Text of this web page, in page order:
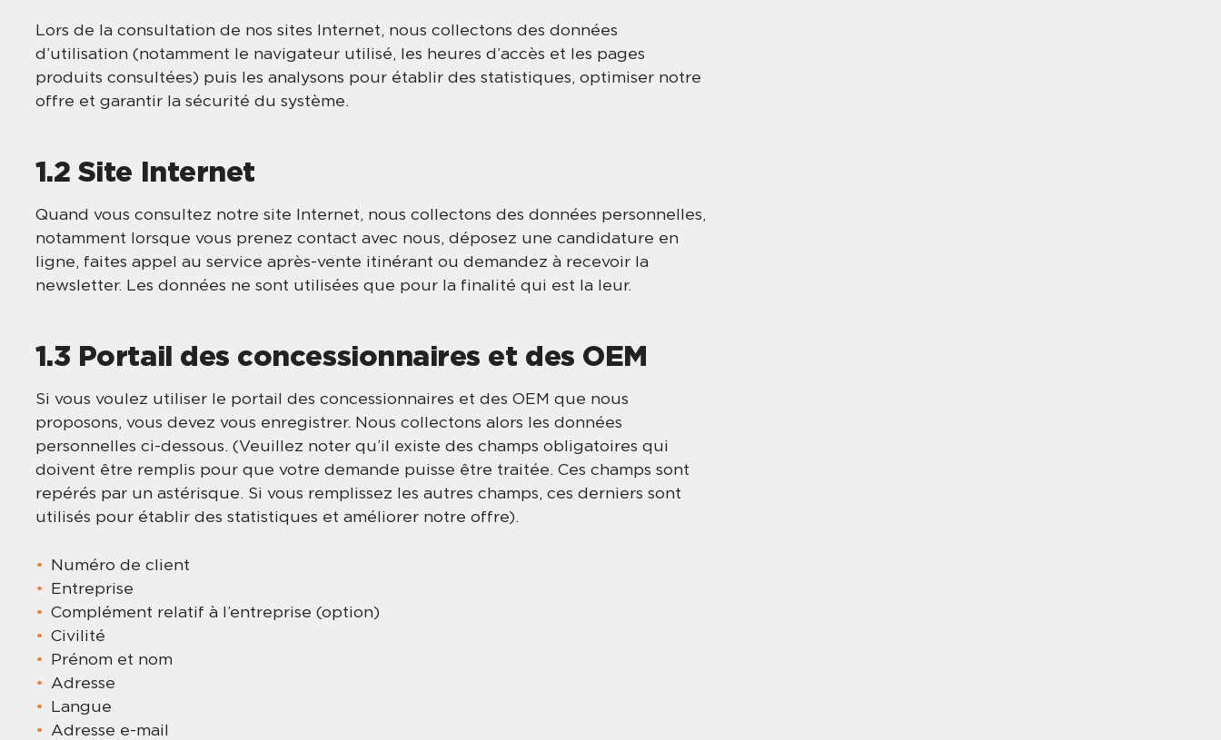
Lors de la consultation de nos sites Internet, nous collectons des données
d’utilisation (notamment le navigateur utilisé, les heures d’accès et les pages
produits consultées) puis les analysons pour établir des statistiques, optimiser notre
offre et garantir la sécurité du système.
1.2 Site Internet
Quand vous consultez notre site Internet, nous collectons des données personnelles,
notamment lorsque vous prenez contact avec nous, déposez une candidature en
ligne, faites appel au service après-vente itinérant ou demandez à recevoir la
newsletter. Les données ne sont utilisées que pour la finalité qui est la leur.
1.3 Portail des concessionnaires et des OEM
Si vous voulez utiliser le portail des concessionnaires et des OEM que nous
proposons, vous devez vous enregistrer. Nous collectons alors les données
personnelles ci-dessous. (Veuillez noter qu’il existe des champs obligatoires qui
doivent être remplis pour que votre demande puisse être traitée. Ces champs sont
repérés par un astérisque. Si vous remplissez les autres champs, ces derniers sont
utilisés pour établir des statistiques et améliorer notre offre).
Numéro de client
Entreprise
Complément relatif à l’entreprise (option)
Civilité
Prénom et nom
Adresse
Langue
Adresse e-mail